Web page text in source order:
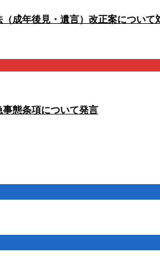
成年後見・遺言）改正案について
態条項について発言